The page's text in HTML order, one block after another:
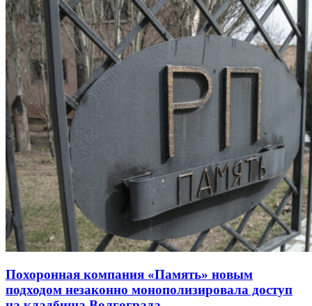
Похоронная компания «Память» новым
подходом незаконно монополизировала доступ